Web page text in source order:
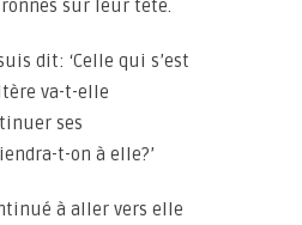
sur leur tête.
dit: ‘Celle qui s’est
va-t-elle
ses
t-on à elle?’
à aller vers elle